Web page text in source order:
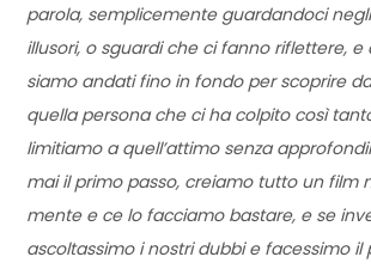
parola, semplicemente guardandoci
illusori, o sguardi che ci fanno riflettere,
siamo andati fino in fondo per scoprire
quella persona che ci ha colpito così
limitiamo a quell’attimo senza
mai il primo passo, creiamo tutto un film
mente e ce lo facciamo bastare, e se
ascoltassimo i nostri dubbi e facessimo il